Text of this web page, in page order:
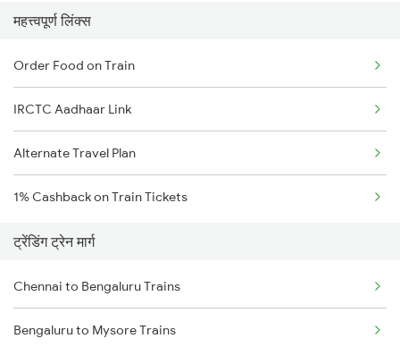
महत्त्वपूर्ण लिंक्स
Order Food on Train
IRCTC Aadhaar Link
Alternate Travel Plan
1% Cashback on Train Tickets
ट्रेंडिंग ट्रेन मार्ग
Chennai to Bengaluru Trains
Bengaluru to Mysore Trains